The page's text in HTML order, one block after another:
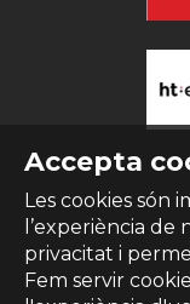
Accepta
Les cookies són
l’experiència
privacitat i
Fem servir